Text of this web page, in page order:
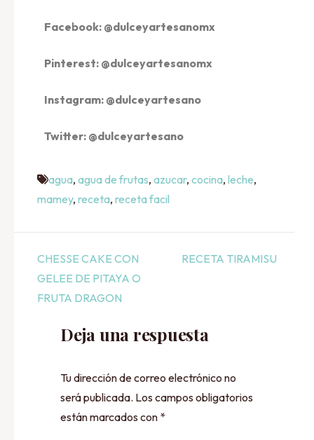
Facebook: @dulceyartesanomx
Pinterest: @dulceyartesanomx
Instagram: @dulceyartesano
Twitter: @dulceyartesano
agua, agua de frutas, azucar, cocina, leche,
mamey, receta, receta facil
CHESSE CAKE CON
GELEE DE PITAYA O
FRUTA DRAGON
RECETA TIRAMISU
Deja una respuesta
Tu dirección de correo electrónico no
será publicada. Los campos obligatorios
están marcados con *